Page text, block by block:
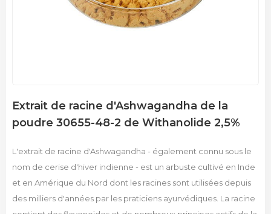
Extrait de racine d'Ashwagandha de la
poudre 30655-48-2 de Withanolide 2,5%
L'extrait de racine d'Ashwagandha - également connu sous le
nom de cerise d'hiver indienne - est un arbuste cultivé en Inde
et en Amérique du Nord dont les racines sont utilisées depuis
des milliers d'années par les praticiens ayurvédiques. La racine